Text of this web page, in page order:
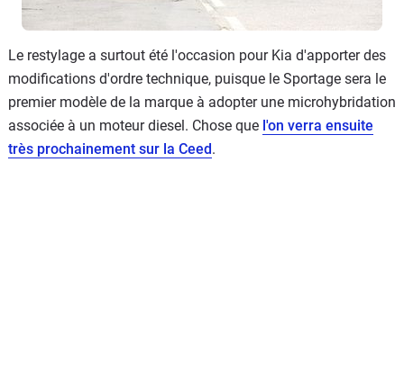
Le restylage a surtout été l'occasion pour Kia d'apporter des
modifications d'ordre technique, puisque le Sportage sera le
premier modèle de la marque à adopter une microhybridation
associée à un moteur diesel. Chose que l'on verra ensuite
très prochainement sur la Ceed.